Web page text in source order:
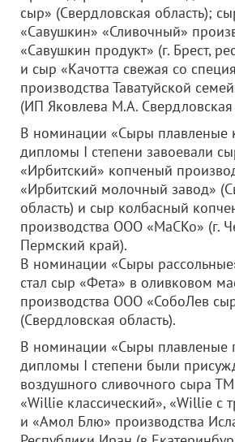
сыр» (Свердловская область);
«Савушкин» «Сливочный»
«Савушкин продукт» (г. Брест,
и сыр «Качотта свежая со
производства Таватуйской
(ИП Яковлева М.А. Свердловская
В номинации «Сыры плавленые
дипломы I степени завоевали
«Ирбитский» копченый
«Ирбитский молочный завод»
область) и сыр колбасный
производства ООО «МаСКо» (г.
Пермский край).
В номинации «Сыры
стал сыр «Фета» в оливковом
производства ООО «СобоЛев
(Свердловская область).
В номинации «Сыры плавленые
дипломы I степени были
воздушного сливочного сыра
«Willie классический», «Willie с
и «Амол Блю» производства